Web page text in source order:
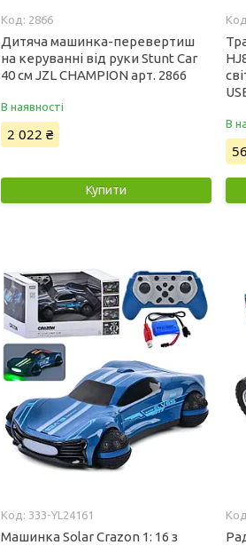
2866
Дитяча машинка-перевертиш
на керуванні від руки Stunt Car
40 см JZL CHAMPION арт. 2866
В наявності
2 022 ₴
Купити
В
333-YL24161
Машинка Solar Crazon 1: 16 з